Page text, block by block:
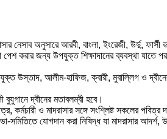
নেসাব অনুসারে আরবী, বাংলা, ইংরেজী, উর্দু,
করার জন্য উপযুক্ত শিক্ষাদানের ব্যবস্থা যাতে
উস্তাদ, আলীম-হাফিজ, ক্বারী, মুবাল্লিগ ও
দ্বীনের মতাবলম্বী হবে।
ও মাদরাসার সঙ্গে সংশ্লিষ্ট সকলের পবিত্র
যোগদান করা নিষিদ্ধ যা মাদরাসার আদর্শ,